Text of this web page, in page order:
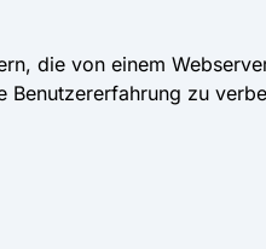
die von einem
zu